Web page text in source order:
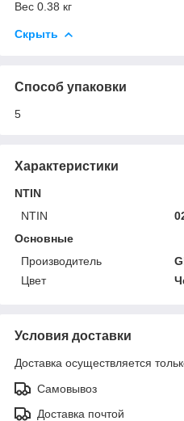
Вес 0.38 кг
Скрыть
Способ упаковки
5
Характеристики
NTIN
NTIN
Основные
Производитель
Цвет
Условия доставки
Доставка осуществляется
Самовывоз
Доставка почтой